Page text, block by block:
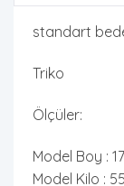
standart
Triko
Ölçüler:
Model Boy :
Model Kilo :